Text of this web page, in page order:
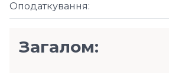
Оподаткування:
Загалом: